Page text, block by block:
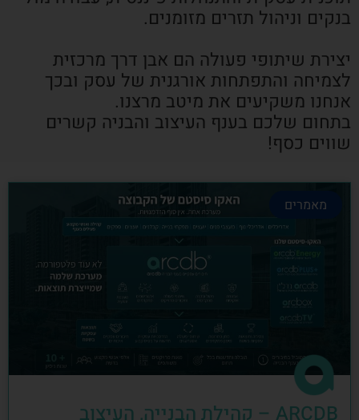
בנקים וניהול תזרים מזומנים.
יצירת שיתופי פעולה הם אבן דרך מרכזית
לצמיחה והתפתחות אורגנית של עסק ובכך
אנחנו משקיעים את מיטב מרצנו.
בתחום שלכם בענף העיצוב והבניה קשרים
שווים כסף!
מאמרים
ARCDB – קהילת הבנייה, העיצוב